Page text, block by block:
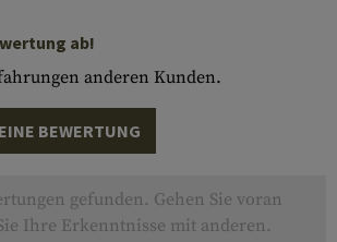
ab!
anderen Kunden.
BEWERTUNG
gefunden. Gehen Sie voran
Ihre Erkenntnisse mit anderen.